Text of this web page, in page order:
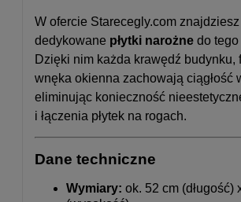
W ofercie Starecegly.com
dedykowane płytki narożne do
Dzięki nim każda krawędź budynku,
wnęka okienna zachowają ciągłość
eliminując konieczność
i łączenia płytek na rogach.
Dane techniczne
Wymiary: ok. 52 cm (długość)